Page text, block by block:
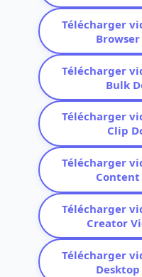
Télécharger
Télécharger
Bulk
Télécharger
Clip
Télécharger
Télécharger
Creator
Télécharger